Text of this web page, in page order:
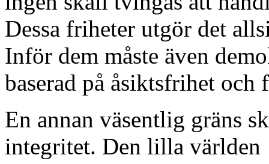
Dessa friheter utgör det
Inför dem måste även
baserad på åsiktsfrihet och
En annan väsentlig gräns
integritet. Den lilla världen